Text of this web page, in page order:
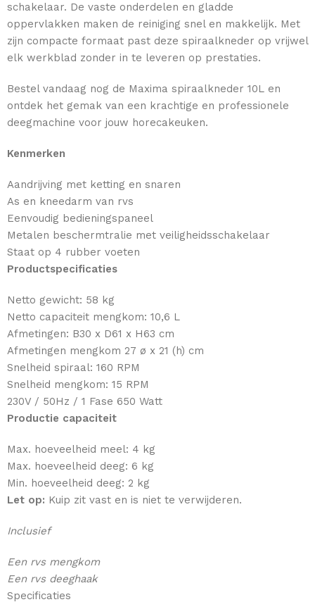
schakelaar. De vaste onderdelen en gladde
oppervlakken maken de reiniging snel en makkelijk. Met
zijn compacte formaat past deze spiraalkneder op vrijwel
elk werkblad zonder in te leveren op prestaties.
Bestel vandaag nog de Maxima spiraalkneder 10L en
ontdek het gemak van een krachtige en professionele
deegmachine voor jouw horecakeuken.
Kenmerken
Aandrijving met ketting en snaren
As en kneedarm van rvs
Eenvoudig bedieningspaneel
Metalen beschermtralie met veiligheidsschakelaar
Staat op 4 rubber voeten
Productspecificaties
Netto gewicht: 58 kg
Netto capaciteit mengkom: 10,6 L
Afmetingen: B30 x D61 x H63 cm
Afmetingen mengkom 27 ø x 21 (h) cm
Snelheid spiraal: 160 RPM
Snelheid mengkom: 15 RPM
230V / 50Hz / 1 Fase 650 Watt
Productie capaciteit
Max. hoeveelheid meel: 4 kg
Max. hoeveelheid deeg: 6 kg
Min. hoeveelheid deeg: 2 kg
Let op: Kuip zit vast en is niet te verwijderen.
Inclusief
Een rvs mengkom
Een rvs deeghaak
Specificaties